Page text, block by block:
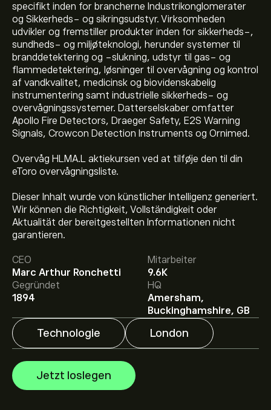
specifikt inden for brancherne Industrikonglomerater
og Sikkerheds- og sikringsudstyr. Virksomheden
udvikler og fremstiller produkter inden for sikkerheds-,
sundheds- og miljøteknologi, herunder systemer til
branddetektering og -slukning, udstyr til gas- og
flammedetektering, løsninger til overvågning og kontrol
af vandkvalitet, medicinsk og biovidenskabelig
instrumentering samt industrielle sikkerheds- og
overvågningssystemer. Datterselskaber omfatter
Apollo Fire Detectors, Draeger Safety, E2S Warning
Signals, Crowcon Detection Instruments og Ornimed.
Overvåg HLMA.L aktiekursen ved at tilføje den til din
eToro overvågningsliste.
Dieser Inhalt wurde von künstlicher Intelligenz generiert.
Wir können die Richtigkeit, Vollständigkeit oder
Aktualität der bereitgestellten Informationen nicht
garantieren.
CEO
Marc Arthur Ronchetti
Mitarbeiter
9.6K
Gegründet
1894
HQ
Amersham,
Buckinghamshire, GB
Technologie London
Jetzt loslegen
Aktueller HLMA.L Aktienkurs liegt bei 3,778.00‎p‎.
Das durchschnittliche Kursziel für Halma PLC liegt bei
3,778.00‎p‎.Registrieren Sie sich bei eToro
detaillierte Analystenprognosen und Kursziele zu
erhalten.
Analysten erstellen Prognosen für Halma PLC basierend
auf Markttrends, Finanzberichten und erwartetem
Wachstum. Hier finden Sie die aktuellen Prognosen für
die weitere Kursentwicklung.
14.36B‎p‎ USD